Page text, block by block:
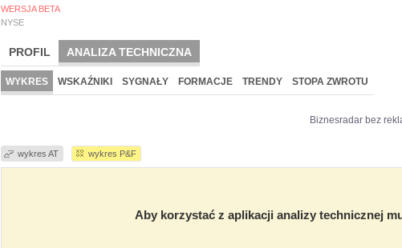
WERSJA BETA
NYSE
PROFIL ANALIZA TECHNICZNA
WYKRES WSKAŹNIKI SYGNAŁY FORMACJE TRENDY STOPA ZWROTU
Biznesradar bez
wykres AT wykres P&F
Aby korzystać z aplikacji analizy technicznej